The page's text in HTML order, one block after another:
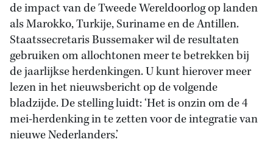
de impact van de Tweede Wereldoorlog op landen
als Marokko, Turkije, Suriname en de Antillen.
Staatssecretaris Bussemaker wil de resultaten
gebruiken om allochtonen meer te betrekken bij
de jaarlijkse herdenkingen. U kunt hierover meer
lezen in het nieuwsbericht op de volgende
bladzijde. De stelling luidt: ‘Het is onzin om de 4
mei-herdenking in te zetten voor de integratie van
nieuwe Nederlanders.’